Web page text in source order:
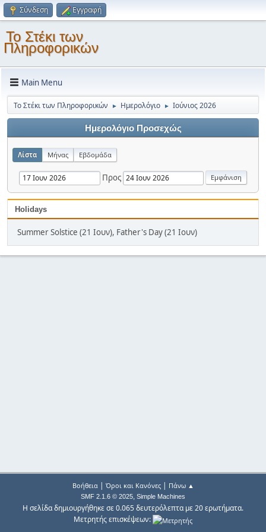
Σύνδεση Εγγραφή
Το Στέκι των
Πληροφορικών
Main Menu
Το Στέκι των Πληροφορικών ► Ημερολόγιο ► Ιούνιος 2026
Ημερολόγιο Προσεχώς
Λίστα Μήνας Εβδομάδα
Προς
Holidays
Summer Solstice (21 Ιουν), Father's Day (21 Ιουν)
Βοήθεια| Όροι και Κανόνες| Πάνω ▲
SMF 2.1.6 © 2025, Simple Machines
Η σελίδα δημιουργήθηκε σε 0.065 δευτερόλεπτα με 20 ερωτήματα.
Μετρητής επισκέψεων: